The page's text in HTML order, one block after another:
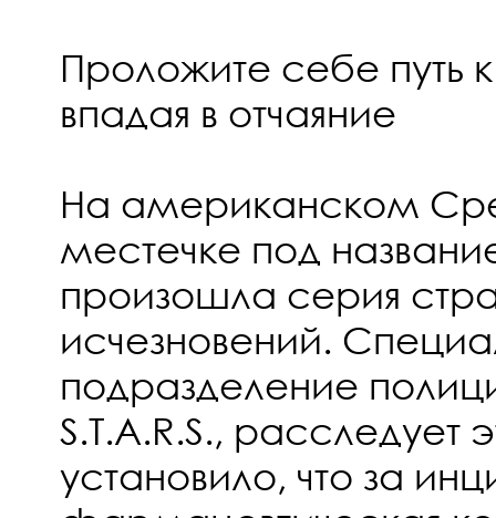
Проложите себе путь
впадая в отчаяние
На американском
местечке под
произошла серия
исчезновений.
подразделение
S.T.A.R.S., расследует
установило, что за